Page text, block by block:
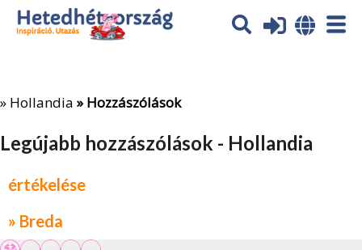
Az oldal sütiket (cookies) használ. További tájékoztatás itt:
Adatvédelmi tájékoztató
» Hollandia » Hozzászólások
Legújabb hozzászólások - Hollandia
értékelése
» Breda